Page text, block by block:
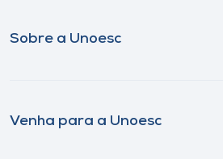
Sobre a Unoesc
Venha para a Unoesc